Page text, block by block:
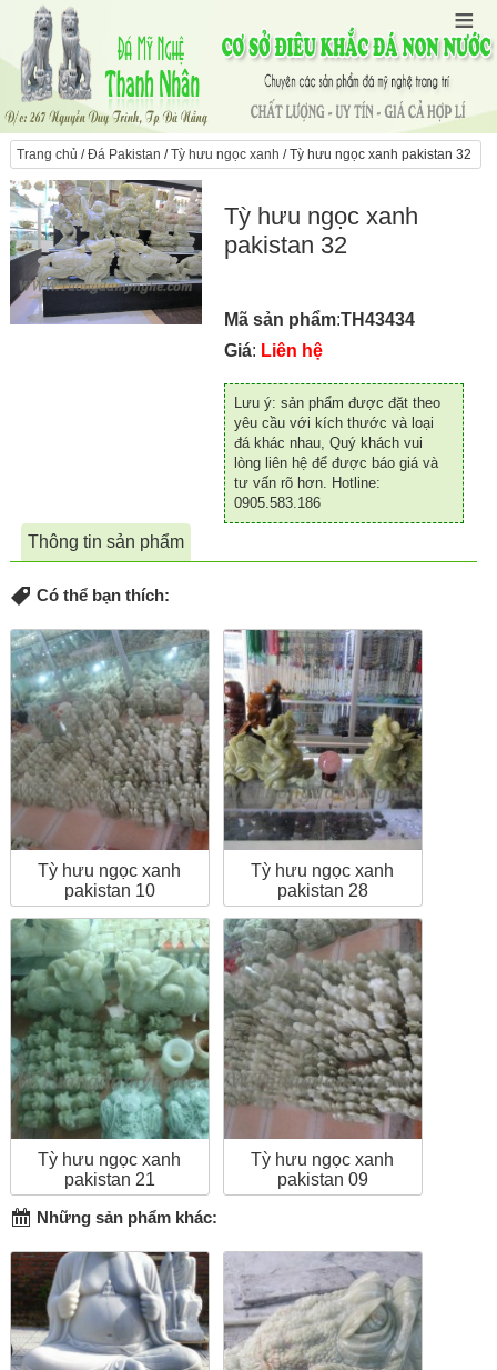
Trang chủ /Đá Pakistan /Tỳ hưu ngọc xanh / Tỳ hưu ngọc xanh pakistan 32
Tỳ hưu ngọc xanh
pakistan 32
Mã sản phẩm:TH43434
Giá: Liên hệ
Lưu ý: sản phẩm được đặt theo
yêu cầu với kích thước và loại
đá khác nhau, Quý khách vui
lòng liên hệ để được báo giá và
tư vấn rõ hơn. Hotline:
0905.583.186
Thông tin sản phẩm
Có thể bạn thích:
Tỳ hưu ngọc xanh
pakistan 10
Tỳ hưu ngọc xanh
pakistan 28
Tỳ hưu ngọc xanh
pakistan 21
Tỳ hưu ngọc xanh
pakistan 09
Những sản phẩm khác: